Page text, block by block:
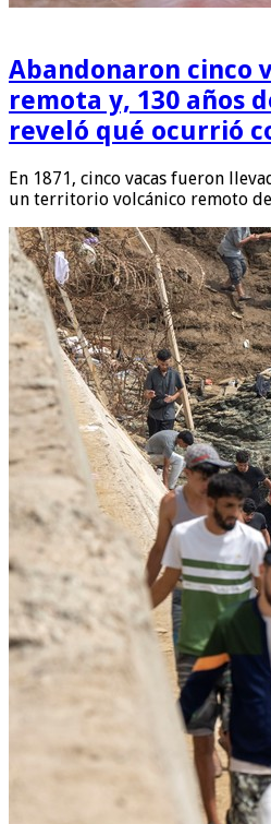
Abandonaron cinco
remota y, 130 años
reveló qué ocurrió
En 1871, cinco vacas fueron
un territorio volcánico remoto